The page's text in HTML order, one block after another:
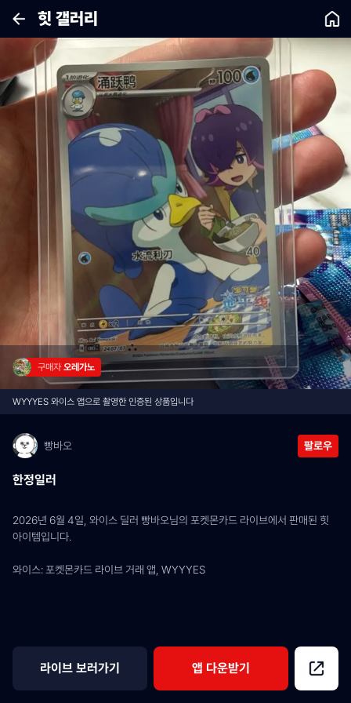
힛 갤러리
구매자 오레가노
WYYYES 와이스 앱으로 촬영한 인증된 상품입니다
빵바오 팔로우
한정일러
2026년 6월 4일, 와이스 딜러 빵바오님의 포켓몬카드 라이브에서 판매된 힛
아이템입니다.
와이스: 포켓몬카드 라이브 거래 앱, WYYYES
라이브 보러가기 앱 다운받기